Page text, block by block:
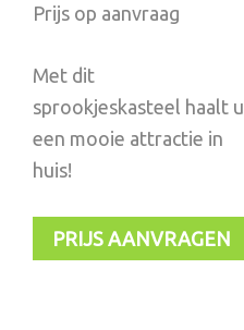
Prijs op aanvraag
Met dit
sprookjeskasteel haalt u
een mooie attractie in
huis!
PRIJS AANVRAGEN